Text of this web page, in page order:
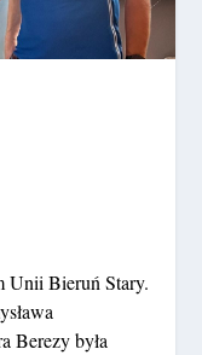
Unii Bieruń Stary.
Berezy była